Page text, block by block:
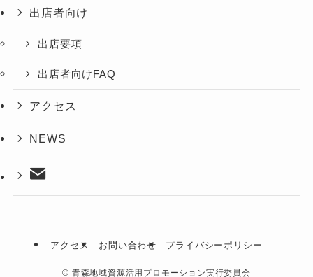
出店者向け
出店要項
出店者向けFAQ
アクセス
NEWS
アクセス お問い合わせ プライバシーポリシー
© ⻘森地域資源活用プロモーション実行委員会